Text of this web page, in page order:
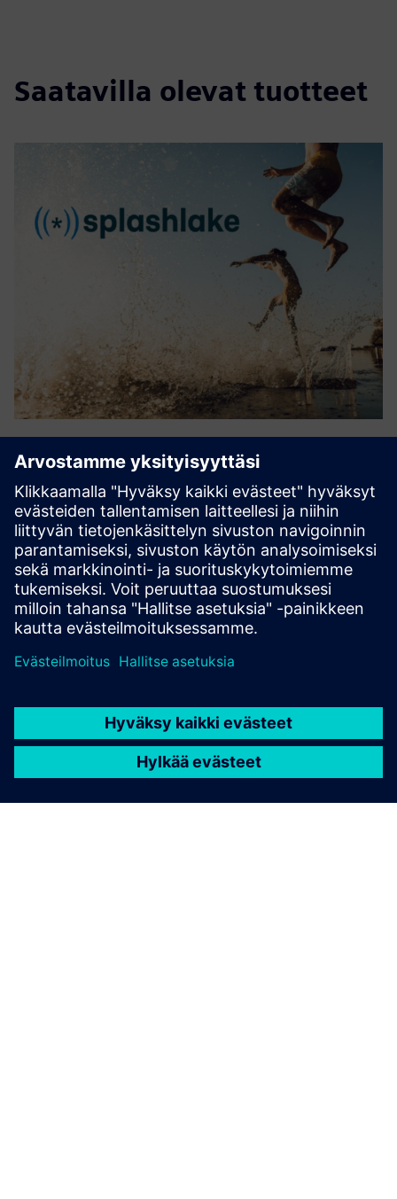
Saatavilla olevat tuotteet
Toimittajaneutraali integraatio, tiedonhallinta ja
visualisointi tukevat tiedostot, aikasarjatiedot,
yksinkertaiset instrumentit, relaatiotiedot, metatiedot ja
kemialliset rakenteet. Tukee FAIR-dataa ja
vaatimustenmukaisuutta, jon...
Lue lisää